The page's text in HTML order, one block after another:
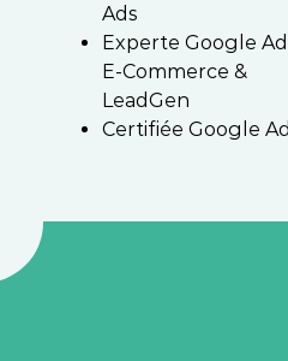
Ads
Experte Google
E-Commerce &
LeadGen
Certifiée Google